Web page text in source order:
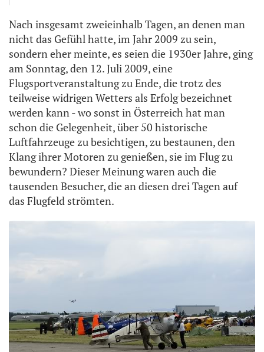
Nach insgesamt zweieinhalb Tagen, an denen man
nicht das Gefühl hatte, im Jahr 2009 zu sein,
sondern eher meinte, es seien die 1930er Jahre, ging
am Sonntag, den 12. Juli 2009, eine
Flugsportveranstaltung zu Ende, die trotz des
teilweise widrigen Wetters als Erfolg bezeichnet
werden kann - wo sonst in Österreich hat man
schon die Gelegenheit, über 50 historische
Luftfahrzeuge zu besichtigen, zu bestaunen, den
Klang ihrer Motoren zu genießen, sie im Flug zu
bewundern? Dieser Meinung waren auch die
tausenden Besucher, die an diesen drei Tagen auf
das Flugfeld strömten.